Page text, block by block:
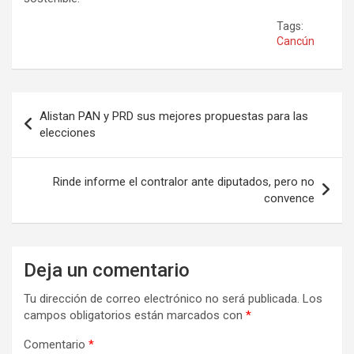
Tags:
Cancún
de
entradas
Alistan PAN y PRD sus mejores propuestas para las
elecciones
Rinde informe el contralor ante diputados, pero no
convence
Deja un comentario
Tu dirección de correo electrónico no será publicada. Los
campos obligatorios están marcados con *
Comentario *